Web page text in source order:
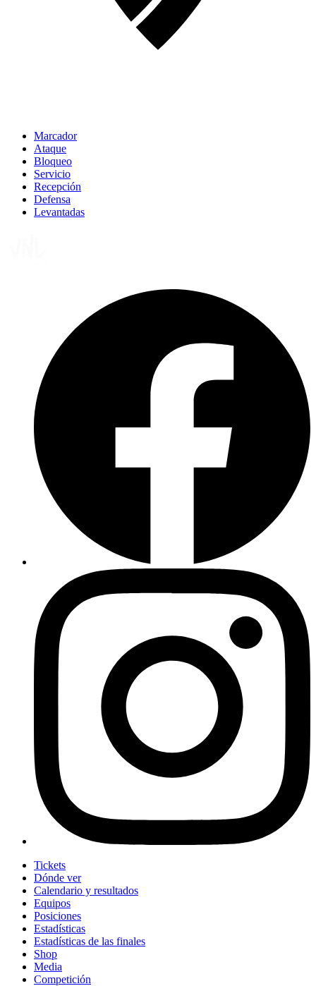
Marcador
Ataque
Bloqueo
Servicio
Recepción
Defensa
Levantadas
Tickets
Dónde ver
Calendario y resultados
Equipos
Posiciones
Estadísticas
Estadísticas de las finales
Shop
Media
Competición